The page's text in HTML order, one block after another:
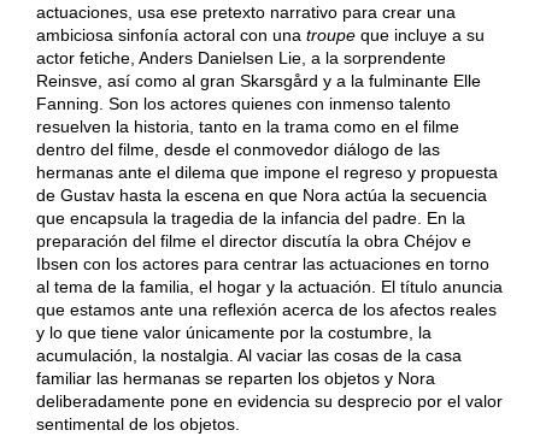
actuaciones, usa ese pretexto narrativo para crear una
ambiciosa sinfonía actoral con una troupeque incluye a su
actor fetiche, Anders Danielsen Lie, a la sorprendente
Reinsve, así como al gran Skarsgård y a la fulminante Elle
Fanning. Son los actores quienes con inmenso talento
resuelven la historia, tanto en la trama como en el filme
dentro del filme, desde el conmovedor diálogo de las
hermanas ante el dilema que impone el regreso y propuesta
de Gustav hasta la escena en que Nora actúa la secuencia
que encapsula la tragedia de la infancia del padre. En la
preparación del filme el director discutía la obra Chéjov e
Ibsen con los actores para centrar las actuaciones en torno
al tema de la familia, el hogar y la actuación. El título anuncia
que estamos ante una reflexión acerca de los afectos reales
y lo que tiene valor únicamente por la costumbre, la
acumulación, la nostalgia. Al vaciar las cosas de la casa
familiar las hermanas se reparten los objetos y Nora
deliberadamente pone en evidencia su desprecio por el valor
sentimental de los objetos.